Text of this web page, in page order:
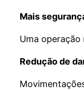
Mais
Uma
Redução de